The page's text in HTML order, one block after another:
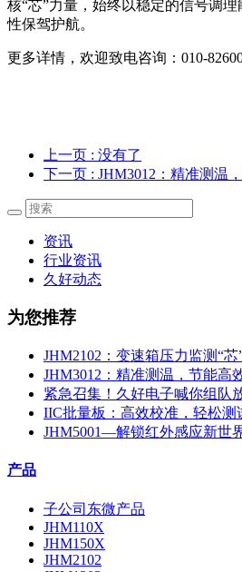
核“芯”力量，始终以稳定的信号调
性保驾护航。
更多详情，欢迎致电咨询：010-
上一页 : 没有了
下一页 : JHM3012：精准测温
资讯
行业资讯
久好动态
为您推荐
JHM2102：变速箱压力监测“芯
JHM3012：精准测温，节能高
紧急召集！久好电子喊你组队
IIC批量板：高效校准，轻松测
JHM5001—解锁红外感应新世
产品
子公司东微产品
JHM110X
JHM150X
JHM2102